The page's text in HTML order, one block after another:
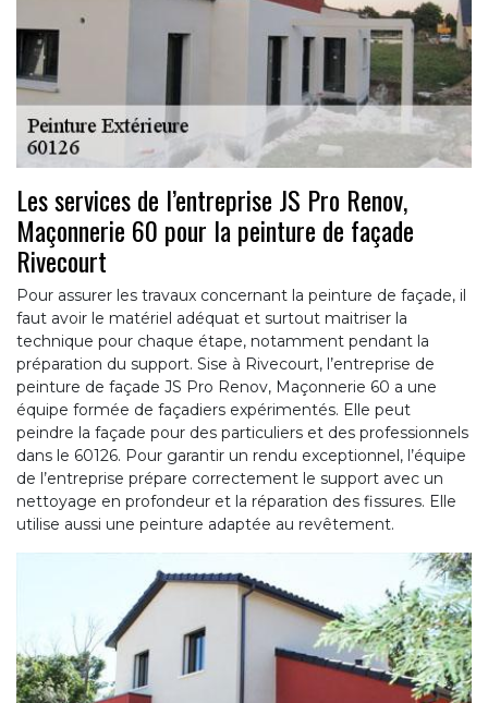
Les services de l’entreprise JS Pro Renov,
Maçonnerie 60 pour la peinture de façade
Rivecourt
Pour assurer les travaux concernant la peinture de façade, il
faut avoir le matériel adéquat et surtout maitriser la
technique pour chaque étape, notamment pendant la
préparation du support. Sise à Rivecourt, l’entreprise de
peinture de façade JS Pro Renov, Maçonnerie 60 a une
équipe formée de façadiers expérimentés. Elle peut
peindre la façade pour des particuliers et des professionnels
dans le 60126. Pour garantir un rendu exceptionnel, l’équipe
de l’entreprise prépare correctement le support avec un
nettoyage en profondeur et la réparation des fissures. Elle
utilise aussi une peinture adaptée au revêtement.